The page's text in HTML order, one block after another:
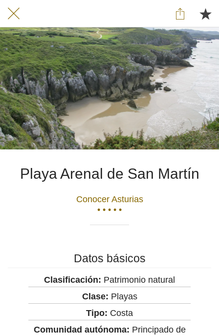
Playa Arenal de San Martín
Conocer Asturias
• • • • •
Datos básicos
Clasificación: Patrimonio natural
Clase: Playas
Tipo: Costa
Comunidad autónoma: Principado de